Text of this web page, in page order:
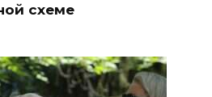
схеме